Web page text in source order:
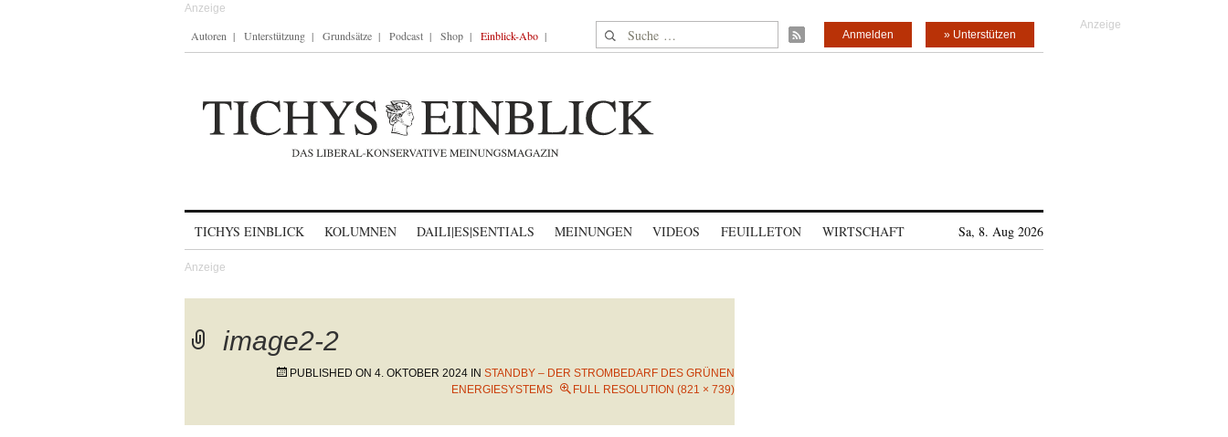
Autoren Unterstützung Grundsätze Podcast Shop Einblick-Abo Suche nach: » Unterstützen
Anmelden
TICHYS EINBLICK KOLUMNEN DAILI|ES|SENTIALS MEINUNGEN VIDEOS FEUILLETON WIRTSCHAFT Sa, 8. Aug 2026
image2-2
PUBLISHED ON 4. OKTOBER 2024 IN STANDBY – DER STROMBEDARF DES GRÜNEN
ENERGIESYSTEMS
FULL RESOLUTION (821 × 739)